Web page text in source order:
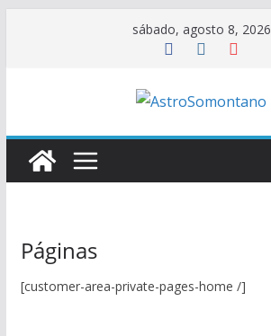
sábado, agosto 8, 2026
Páginas
[customer-area-private-pages-home /]